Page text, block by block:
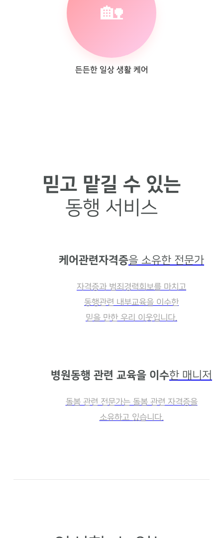
🏡
든든한 일상 생활 케어
믿고 맡길 수 있는
동행 서비스
케어관련자격증을 소유한 전문가
자격증과 범죄경력회보를 마치고
동행관련 내부교육을 이수한
믿을 만한 우리 이웃입니다.
병원동행 관련 교육을 이수한 매니저
돌봄 관련 전문가는 돌봄 관련 자격증을
소유하고 있습니다.